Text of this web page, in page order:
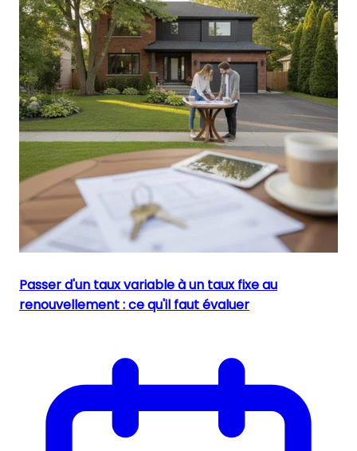
Passer d'un taux variable à un taux fixe au
renouvellement : ce qu'il faut évaluer